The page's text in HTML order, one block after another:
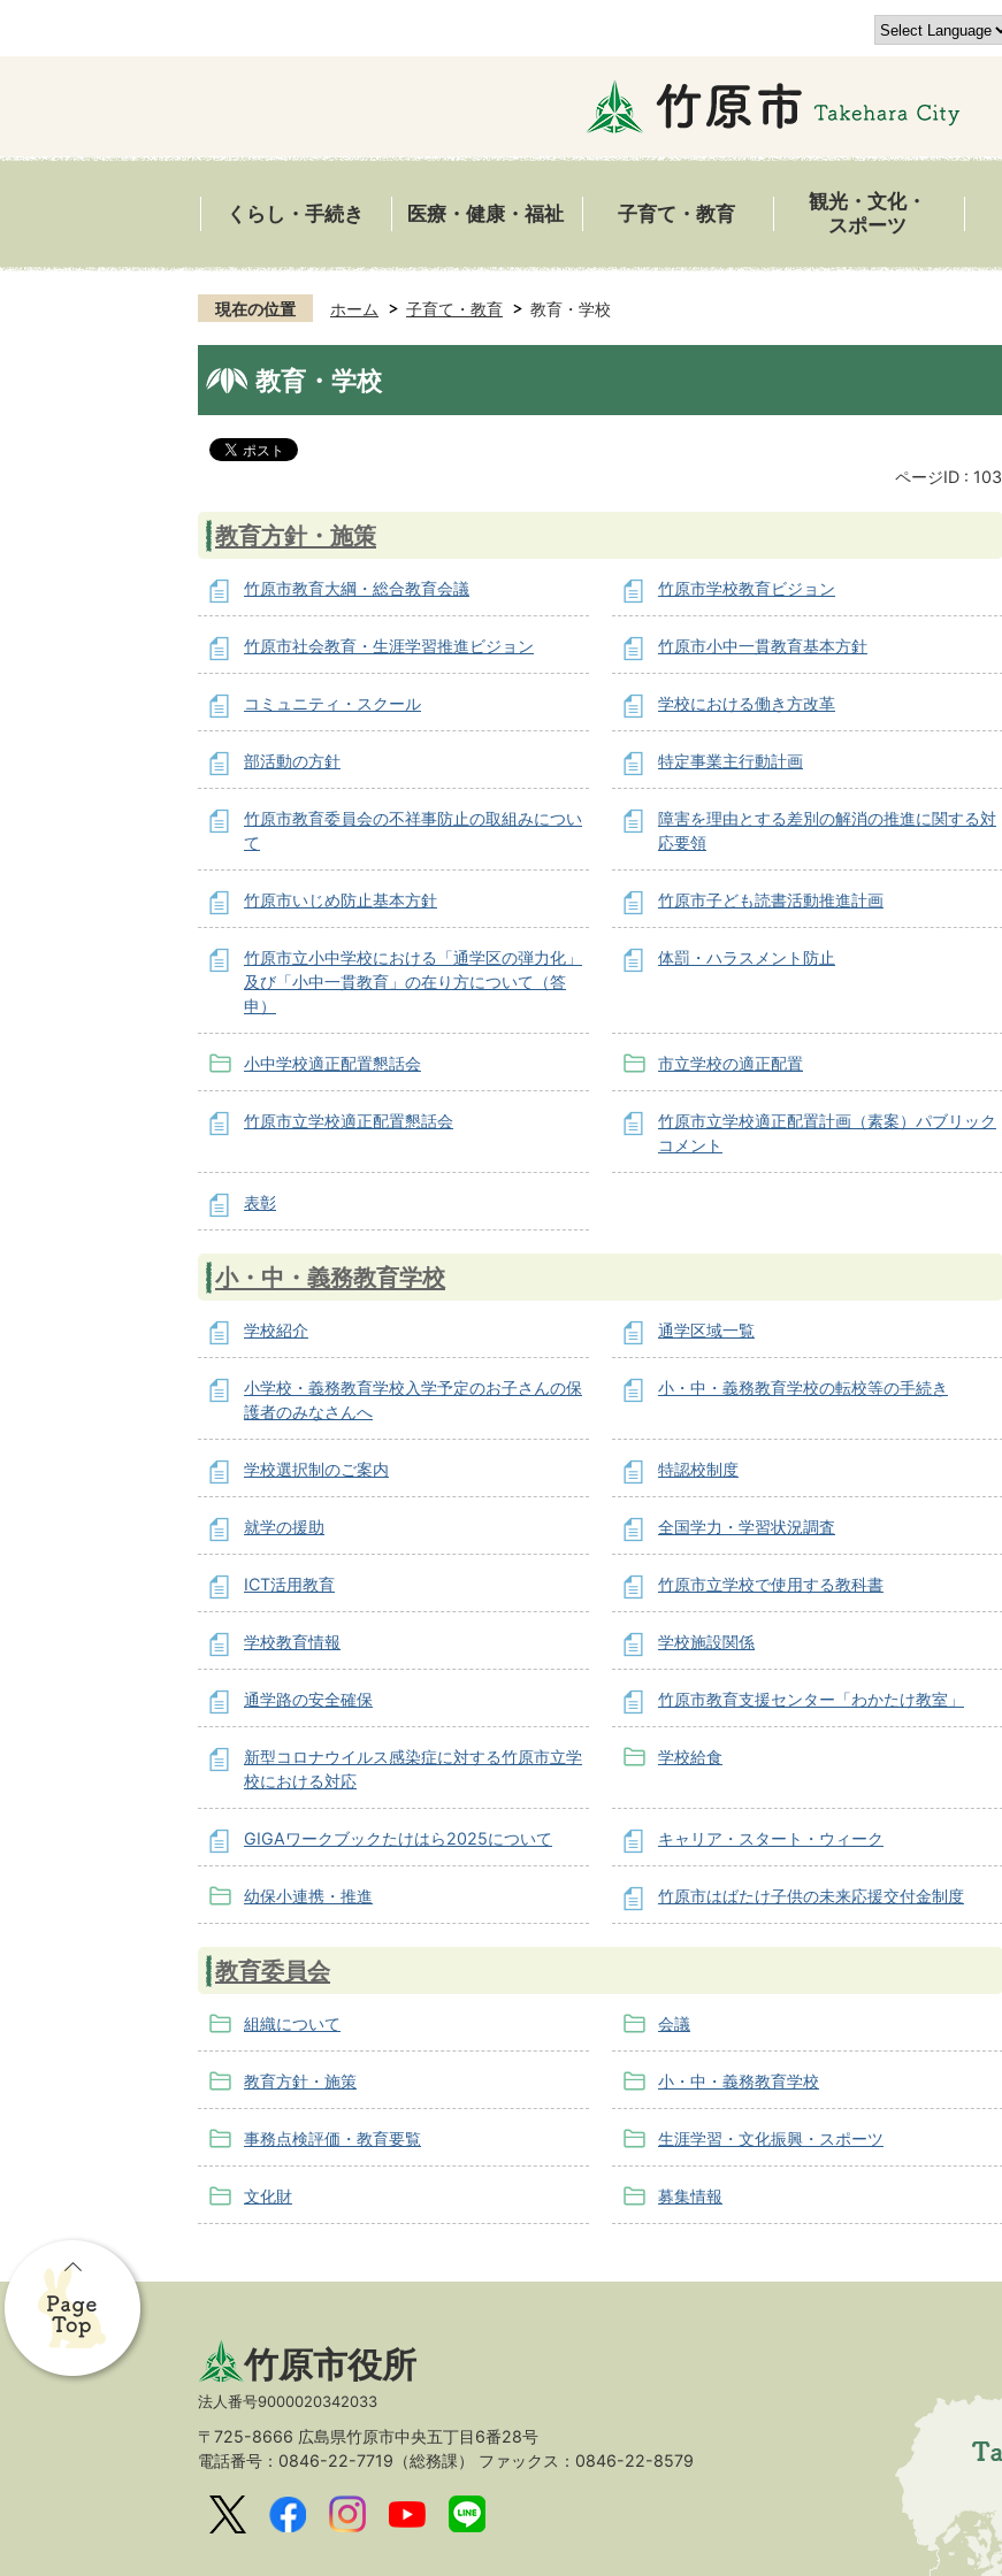
くらし・手続き 医療・健康・福祉 子育て・教育
観光・文化・
スポーツ
現在の位置 ホーム 子育て・教育 教育・学校
教育・学校
ページID : 103
教育方針・施策
竹原市教育大綱・総合教育会議 竹原市学校教育ビジョン
竹原市社会教育・生涯学習推進ビジョン 竹原市小中一貫教育基本方針
コミュニティ・スクール 学校における働き方改革
部活動の方針 特定事業主行動計画
竹原市教育委員会の不祥事防止の取組みについ
て
障害を理由とする差別の解消の推進に関する対
応要領
竹原市いじめ防止基本方針 竹原市子ども読書活動推進計画
竹原市立小中学校における「通学区の弾力化」
及び「小中一貫教育」の在り方について（答
申）
体罰・ハラスメント防止
小中学校適正配置懇話会 市立学校の適正配置
竹原市立学校適正配置懇話会
竹原市立学校適正配置計画（素案）パブリック
コメント
表彰
小・中・義務教育学校
学校紹介 通学区域一覧
小学校・義務教育学校入学予定のお子さんの保
護者のみなさんへ
小・中・義務教育学校の転校等の手続き
学校選択制のご案内 特認校制度
就学の援助 全国学力・学習状況調査
ICT活用教育 竹原市立学校で使用する教科書
学校教育情報 学校施設関係
通学路の安全確保 竹原市教育支援センター「わかたけ教室」
新型コロナウイルス感染症に対する竹原市立学
校における対応
学校給食
GIGAワークブックたけはら2025について キャリア・スタート・ウィーク
幼保小連携・推進 竹原市はばたけ子供の未来応援交付金制度
教育委員会
組織について 会議
教育方針・施策 小・中・義務教育学校
事務点検評価・教育要覧 生涯学習・文化振興・スポーツ
文化財 募集情報
竹原市役所
法人番号9000020342033
〒725-8666 広島県竹原市中央五丁目6番28号
電話番号：0846-22-7719（総務課） ファックス：0846-22-8579